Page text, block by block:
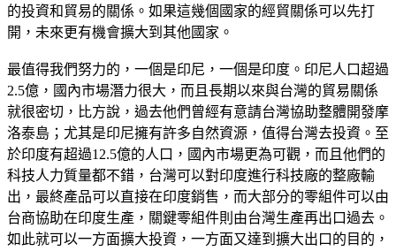
的投資和貿易的關係。如果這幾個國家的經貿關係可以先打
開，未來更有機會擴大到其他國家。
最值得我們努力的，一個是印尼，一個是印度。印尼人口超過
2.5億，國內市場潛力很大，而且長期以來與台灣的貿易關係
就很密切，比方說，過去他們曾經有意請台灣協助整體開發摩
洛泰島；尤其是印尼擁有許多自然資源，值得台灣去投資。至
於印度有超過12.5億的人口，國內市場更為可觀，而且他們的
科技人力質量都不錯，台灣可以對印度進行科技廠的整廠輸
出，最終產品可以直接在印度銷售，而大部分的零組件可以由
台商協助在印度生產，關鍵零組件則由台灣生產再出口過去。
如此就可以一方面擴大投資，一方面又達到擴大出口的目的，